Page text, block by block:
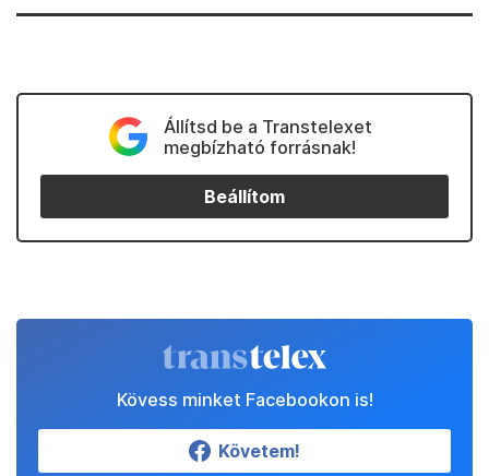
Állítsd be a Transtelexet
megbízható forrásnak!
Beállítom
Kövess minket Facebookon is!
Követem!